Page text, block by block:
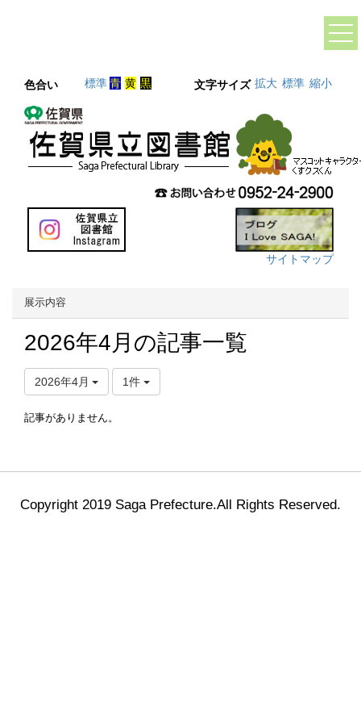
色合い 標準青 黄 黒 文字サイズ 拡大 標準 縮小
サイトマップ
展示内容
2026年4月の記事一覧
2026年4月 1件
記事がありません。
Copyright 2019 Saga Prefecture.All Rights Reserved.